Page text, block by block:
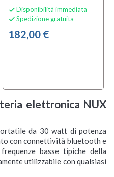
 Disponibilità immediata
 Spedizione gratuita
182,00 €
elettronica NUX
da 30 watt di potenza
con connettività bluetooth e
basse tipiche della
utilizzabile con qualsiasi